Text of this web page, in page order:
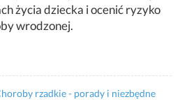
życia dziecka i ocenić ryzyko
wrodzonej.
rzadkie - porady i niezbędne